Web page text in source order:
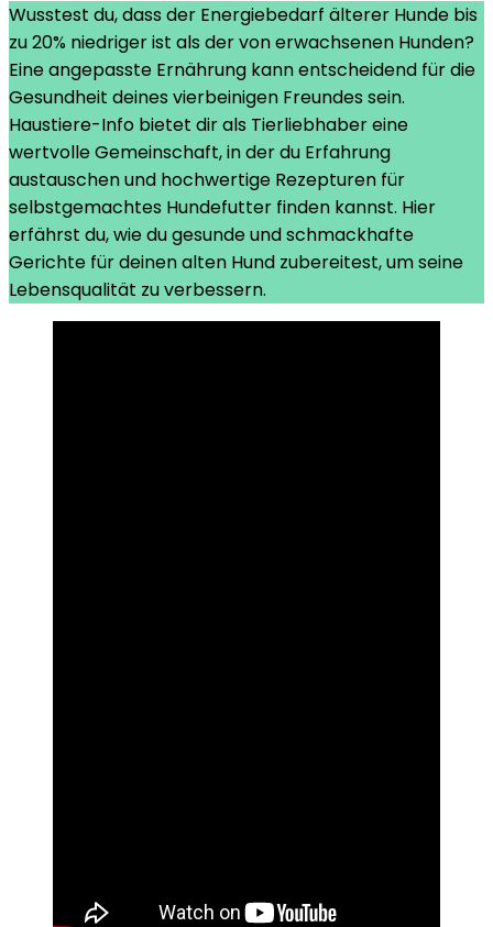
für
alte
Hunde-
Rezepte
Wusstest du, dass der Energiebedarf älterer Hunde bis
zu 20% niedriger ist als der von erwachsenen Hunden?
Eine angepasste Ernährung kann entscheidend für die
Gesundheit deines vierbeinigen Freundes sein.
Haustiere-Info bietet dir als Tierliebhaber eine
wertvolle Gemeinschaft, in der du Erfahrung
austauschen und hochwertige Rezepturen für
selbstgemachtes Hundefutter finden kannst. Hier
erfährst du, wie du gesunde und schmackhafte
Gerichte für deinen alten Hund zubereitest, um seine
Lebensqualität zu verbessern.